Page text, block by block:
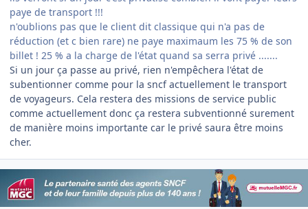
paye de transport !!!
n'oublions pas que le client dit classique qui n'a pas de
réduction (et c bien rare) ne paye maximaum les 75 % de son
billet ! 25 % a la charge de l'état quand sa serra privé .......
Si un jour ça passe au privé, rien n'empêchera l'état de
subentionner comme pour la sncf actuellement le transport
de voyageurs. Cela restera des missions de service public
comme actuellement donc ça restera subventionné surement
de manière moins importante car le privé saura être moins
cher.